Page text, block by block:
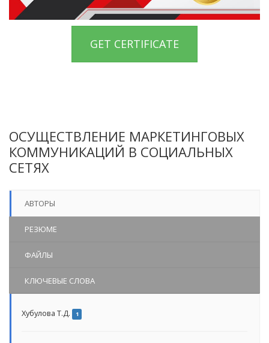
GET CERTIFICATE
ОСУЩЕСТВЛЕНИЕ МАРКЕТИНГОВЫХ
КОММУНИКАЦИЙ В СОЦИАЛЬНЫХ
СЕТЯХ
АВТОРЫ
РЕЗЮМЕ
ФАЙЛЫ
КЛЮЧЕВЫЕ СЛОВА
Хубулова Т.Д. 1